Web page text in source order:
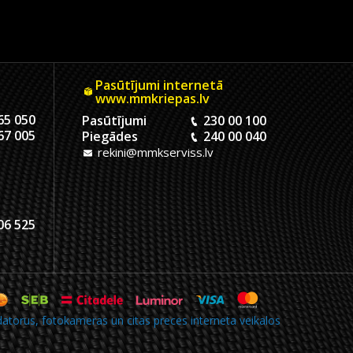
050
005
525
Pasūtījumi internetā
www.mmkriepas.lv
Pasūtījumi
230 00 100
Piegādes
240 00 040
rekini@mmkserviss.lv